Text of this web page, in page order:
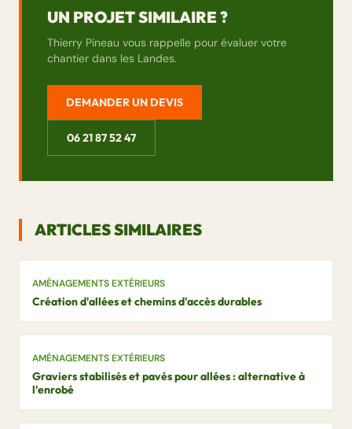
UN PROJET SIMILAIRE ?
Thierry Pineau vous rappelle pour évaluer votre
chantier dans les Landes.
DEMANDER UN DEVIS
06 21 87 52 47
ARTICLES SIMILAIRES
AMÉNAGEMENTS EXTÉRIEURS
Création d'allées et chemins d'accès durables
AMÉNAGEMENTS EXTÉRIEURS
Graviers stabilisés et pavés pour allées : alternative à
l'enrobé